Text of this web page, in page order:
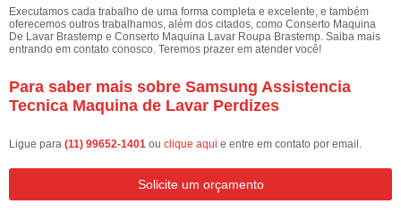
Executamos cada trabalho de uma forma completa e excelente, e também
oferecemos outros trabalhamos, além dos citados, como Conserto Maquina
De Lavar Brastemp e Conserto Maquina Lavar Roupa Brastemp. Saiba mais
entrando em contato conosco. Teremos prazer em atender você!
Para saber mais sobre Samsung Assistencia
Tecnica Maquina de Lavar Perdizes
Ligue para (11) 99652-1401 ou clique aqui e entre em contato por email.
Solicite um orçamento